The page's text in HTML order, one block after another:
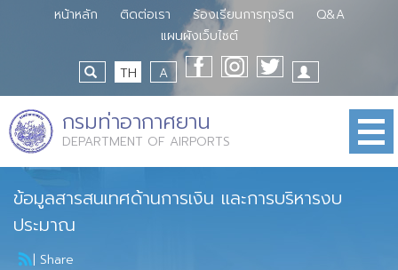
หน้าหลัก ติดต่อเรา ร้องเรียนการทุจริต
Q&A
แผนผังเว็บไซต์
TH
A
กรมท่าอากาศยาน
DEPARTMENT OF AIRPORTS
ข้อมูลสารสนเทศด้านการเงิน และการบริหารงบ
ประมาณ
| Share